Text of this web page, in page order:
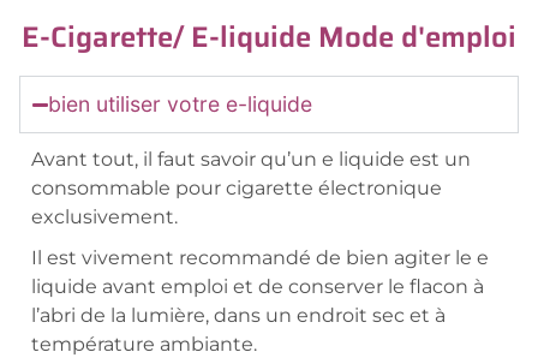
E-Cigarette/ E-liquide Mode d'emploi
bien utiliser votre e-liquide
Avant tout, il faut savoir qu’un e liquide est un
consommable pour cigarette électronique
exclusivement.
Il est vivement recommandé de bien agiter le e
liquide avant emploi et de conserver le flacon à
l’abri de la lumière, dans un endroit sec et à
température ambiante.